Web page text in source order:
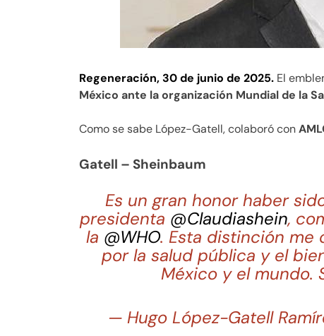
Regeneración, 30 de junio de 2025. El
México ante la organización Mundial de la
Como se sabe López-Gatell, colaboró con
Gatell – Sheinbaum
Es un gran honor haber
presidenta @Claudiashein,
la @WHO. Esta distinción me
por la salud pública y el
México y el mundo.
— Hugo López-Gatell